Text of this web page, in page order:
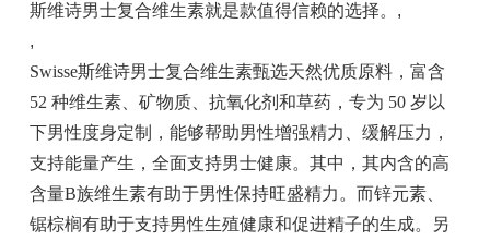
斯维诗男士复合维生素就是款值得信赖的选择。 ,
,
Swisse斯维诗男士复合维生素甄选天然优质原料，富含
52 种维生素、矿物质、抗氧化剂和草药，专为 50 岁以
下男性度身定制，能够帮助男性增强精力、缓解压力，
支持能量产生，全面支持男士健康。其中，其内含的高
含量B族维生素有助于男性保持旺盛精力。而锌元素、
锯棕榈有助于支持男性生殖健康和促进精子的生成。另